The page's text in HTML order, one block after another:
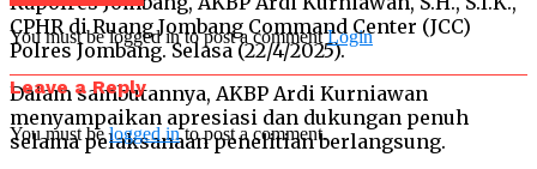
CPHR di Ruang Jombang Command Center (JCC)
Polres Jombang. Selasa (22/4/2025).
Dalam sambutannya, AKBP Ardi Kurniawan
menyampaikan apresiasi dan dukungan penuh
selama pelaksanaan penelitian berlangsung.
You must be logged in to post a commentLogin
Leave a Reply
You must belogged into post a comment.